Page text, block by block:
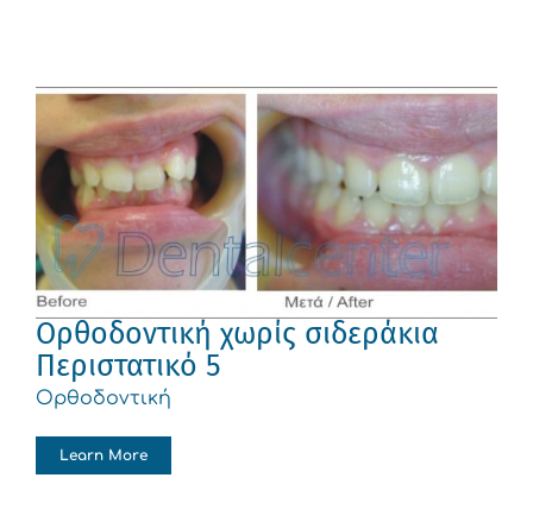
Ορθοδοντική χωρίς σιδεράκια
Περιστατικό 5
Ορθοδοντική
Learn More